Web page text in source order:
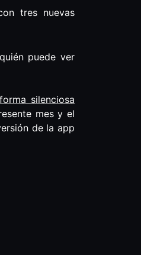
tres nuevas
puede ver
silenciosa
mes y el
de la app